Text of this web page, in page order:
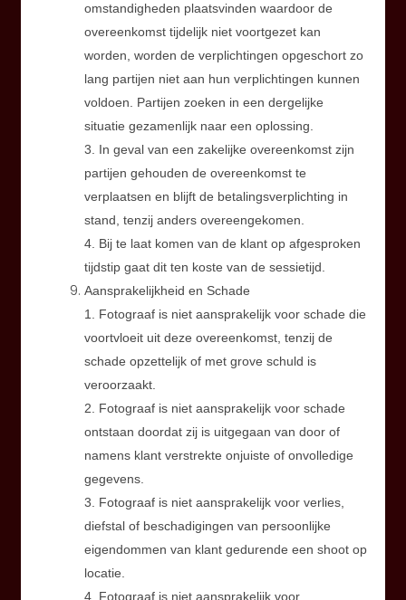
omstandigheden plaatsvinden waardoor de
overeenkomst tijdelijk niet voortgezet kan
worden, worden de verplichtingen opgeschort zo
lang partijen niet aan hun verplichtingen kunnen
voldoen. Partijen zoeken in een dergelijke
situatie gezamenlijk naar een oplossing.
3. In geval van een zakelijke overeenkomst zijn
partijen gehouden de overeenkomst te
verplaatsen en blijft de betalingsverplichting in
stand, tenzij anders overeengekomen.
4. Bij te laat komen van de klant op afgesproken
tijdstip gaat dit ten koste van de sessietijd.
Aansprakelijkheid en Schade
1. Fotograaf is niet aansprakelijk voor schade die
voortvloeit uit deze overeenkomst, tenzij de
schade opzettelijk of met grove schuld is
veroorzaakt.
2. Fotograaf is niet aansprakelijk voor schade
ontstaan doordat zij is uitgegaan van door of
namens klant verstrekte onjuiste of onvolledige
gegevens.
3. Fotograaf is niet aansprakelijk voor verlies,
diefstal of beschadigingen van persoonlijke
eigendommen van klant gedurende een shoot op
locatie.
4. Fotograaf is niet aansprakelijk voor